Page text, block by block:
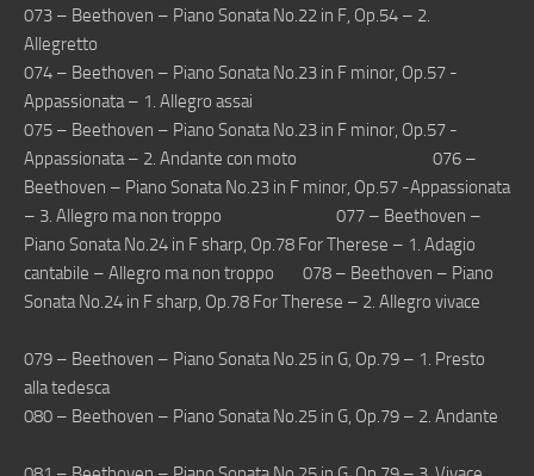
073 – Beethoven – Piano Sonata No.22 in F, Op.54 – 2.
Allegretto
074 – Beethoven – Piano Sonata No.23 in F minor, Op.57 -
Appassionata – 1. Allegro assai
075 – Beethoven – Piano Sonata No.23 in F minor, Op.57 -
Appassionata – 2. Andante con moto 076 –
Beethoven – Piano Sonata No.23 in F minor, Op.57 -Appassionata
– 3. Allegro ma non troppo 077 – Beethoven –
Piano Sonata No.24 in F sharp, Op.78 For Therese – 1. Adagio
cantabile – Allegro ma non troppo 078 – Beethoven – Piano
Sonata No.24 in F sharp, Op.78 For Therese – 2. Allegro vivace
079 – Beethoven – Piano Sonata No.25 in G, Op.79 – 1. Presto
alla tedesca
080 – Beethoven – Piano Sonata No.25 in G, Op.79 – 2. Andante